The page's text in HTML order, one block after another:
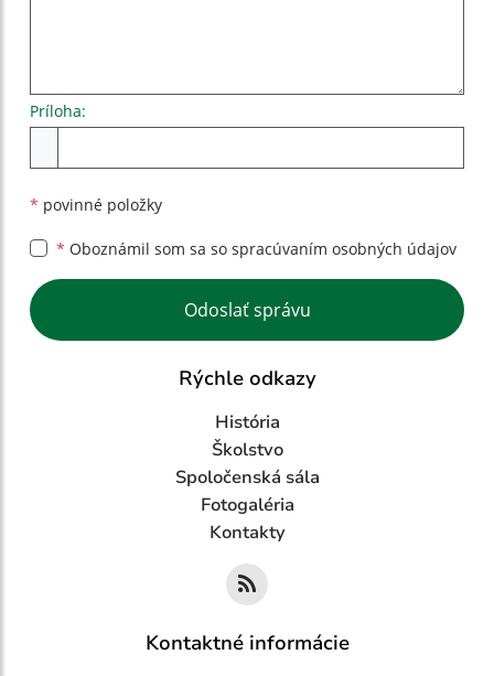
Príloha:
* povinné položky
* Oboznámil som sa so spracúvaním osobných údajov
Google reCaptcha Response
Odoslať správu
Rýchle odkazy
História
Školstvo
Spoločenská sála
Fotogaléria
Kontakty
Kontaktné informácie